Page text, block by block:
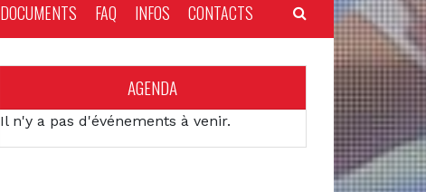
DOCUMENTS FAQ INFOS CONTACTS
AGENDA
Il n'y a pas d'événements à venir.